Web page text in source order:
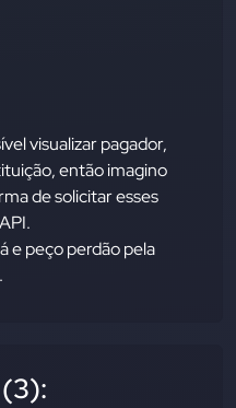
visualizar pagador,
então imagino
de solicitar esses
e peço perdão pela